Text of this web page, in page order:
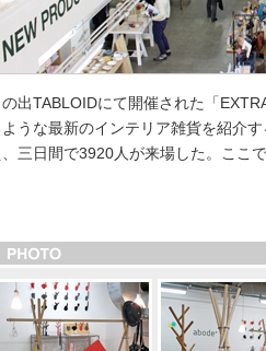
の出TABLOIDにて開催された「
ような最新のインテリア雑貨を紹介
、三日間で3920人が来場した。ここ